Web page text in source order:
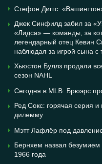
Стефон Диггс:
Джек Синфилд забил за
«Лидса» — команды, за
легендарный отец Кевин
наблюдал за игрой сына с
Хьюстон Буллз продали
сезон NAHL
Сегодня в MLB: Брюэрс
Ред Сокс: горячая серия
дилемму
Мэтт Лафлёр под
Бернхем назвал безумием
1966 года